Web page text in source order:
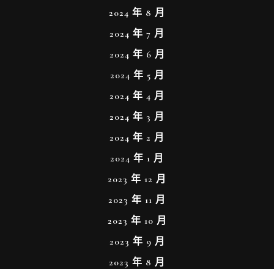
2024 年 8 月
2024 年 7 月
2024 年 6 月
2024 年 5 月
2024 年 4 月
2024 年 3 月
2024 年 2 月
2024 年 1 月
2023 年 12 月
2023 年 11 月
2023 年 10 月
2023 年 9 月
2023 年 8 月